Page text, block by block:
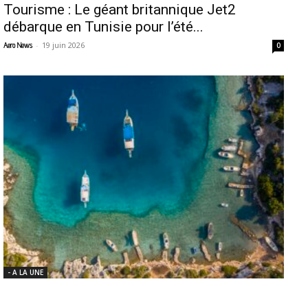
Tourisme : Le géant britannique Jet2
débarque en Tunisie pour l’été...
Aero News - 19 juin 2026 0
- A LA UNE